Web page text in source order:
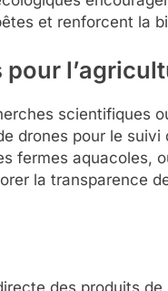
et renforcent la
scientifiques
drones pour le
fermes aquacoles,
la transparence
des produits de